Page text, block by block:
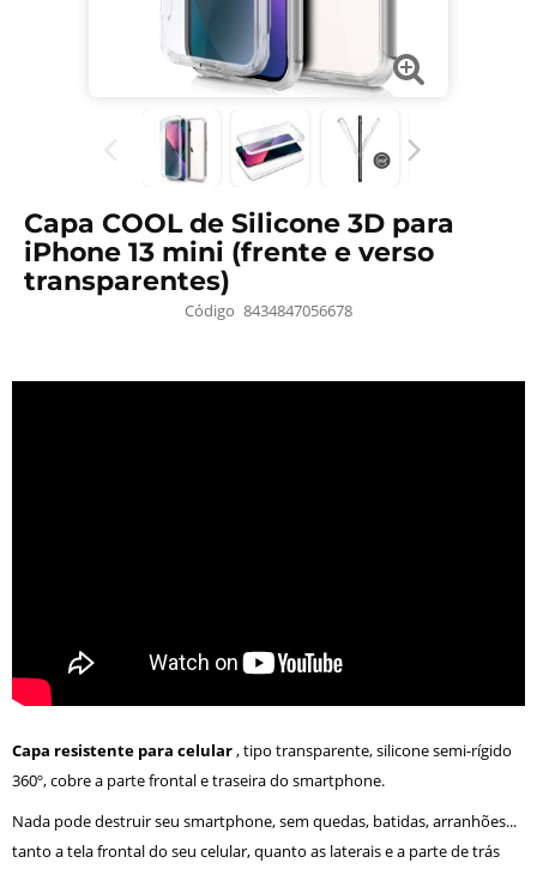
Capa COOL de Silicone 3D para
iPhone 13 mini (frente e verso
transparentes)
Código 8434847056678
Capa resistente para celular, tipo transparente, silicone semi-rígido
360º, cobre a parte frontal e traseira do smartphone.
Nada pode destruir seu smartphone, sem quedas, batidas, arranhões...
tanto a tela frontal do seu celular, quanto as laterais e a parte de trás